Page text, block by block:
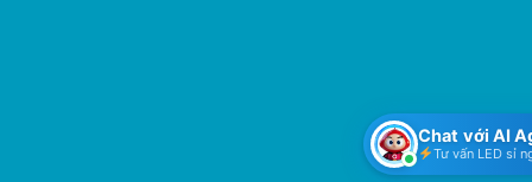
Chat với AI
Tư vấn LED sỉ